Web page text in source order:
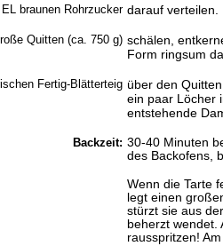
braunen Rohrzucker darauf verteilen.
Quitten (ca. 750 g) schälen,
Form ringsum
Fertig-Blätterteig über den
ein paar Löcher
entstehende
Backzeit: 30-40 Minuten
des Backofens,
Wenn die Tarte
legt einen
stürzt sie aus
beherzt wendet.
rausspritzen!